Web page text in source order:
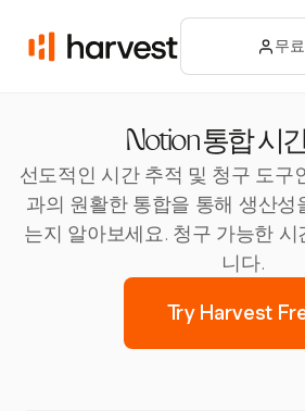
무
Notion 통합 시
선도적인 시간 추적 및 청구 도구
과의 원활한 통합을 통해 생산성
는지 알아보세요. 청구 가능한 시
니다.
Try Harvest